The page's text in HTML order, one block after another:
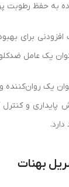
به حفظ
برای
یک عامل
یک
پایداری و
بهنات